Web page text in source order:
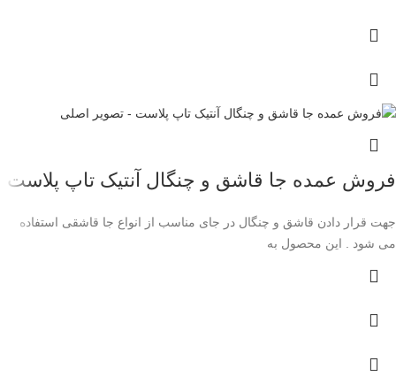
فروش عمده جا قاشق و چنگال آنتیک تاپ پلاست
جهت قرار دادن قاشق و چنگال در جای مناسب از انواع جا قاشقی استفاده
می شود . این محصول به